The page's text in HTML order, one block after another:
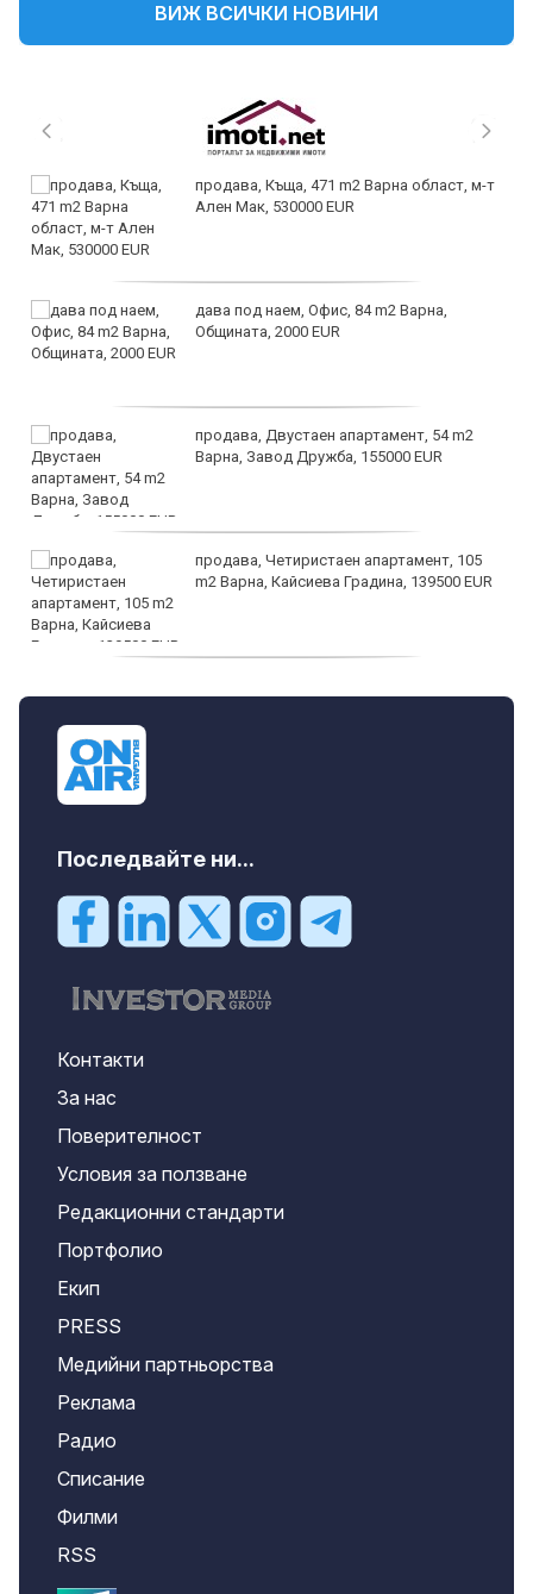
ВИЖ ВСИЧКИ НОВИНИ
продава, Къща, 471 m2 Варна област, м-т
Ален Мак, 530000 EUR
дава под наем, Офис, 84 m2 Варна,
Общината, 2000 EUR
продава, Двустаен апартамент, 54 m2
Варна, Завод Дружба, 155000 EUR
продава, Четиристаен апартамент, 105
m2 Варна, Кайсиева Градина, 139500 EUR
Последвайте ни...
Контакти
За нас
Поверителност
Условия за ползване
Редакционни стандарти
Портфолио
Екип
PRESS
Медийни партньорства
Реклама
Радио
Списание
Филми
RSS